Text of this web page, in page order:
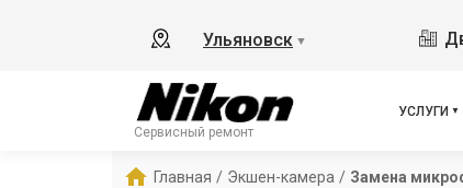
Ульяновск ▼
Сервисный ремонт
УСЛУГИ
Главная / Экшен-камера / Замена